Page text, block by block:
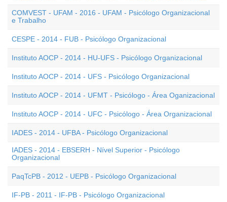
COMVEST - UFAM - 2016 - UFAM - Psicólogo Organizacional
e Trabalho
CESPE - 2014 - FUB - Psicólogo Organizacional
Instituto AOCP - 2014 - HU-UFS - Psicólogo Organizacional
Instituto AOCP - 2014 - UFS - Psicólogo Organizacional
Instituto AOCP - 2014 - UFMT - Psicólogo - Área Oganizacional
Instituto AOCP - 2014 - UFC - Psicólogo - Área Organizacional
IADES - 2014 - UFBA - Psicólogo Organizacional
IADES - 2014 - EBSERH - Nível Superior - Psicólogo
Organizacional
PaqTcPB - 2012 - UEPB - Psicólogo Organizacional
IF-PB - 2011 - IF-PB - Psicólogo Organizacional